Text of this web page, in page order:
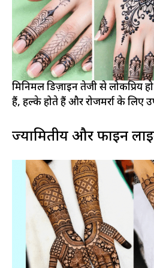
मिनिमल डिज़ाइन तेजी से लोकप्रिय
हैं, हल्के होते हैं और रोजमर्रा के लिए
ज्यामितीय और फाइन